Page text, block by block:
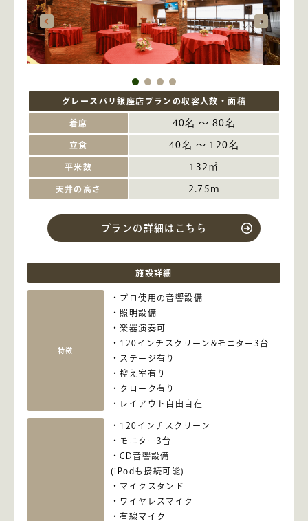
グレースバリ銀座店ブランの収容人数・面積
着席 40名 ～ 80名
立食 40名 ～ 120名
平米数 132㎡
天井の高さ 2.75m
プランの詳細はこちら
施設詳細
特徴
プロ使用の音響設備
照明設備
楽器演奏可
120インチスクリーン&モニター3台
ステージ有り
控え室有り
クローク有り
レイアウト自由自在
120インチスクリーン
モニター3台
CD音響設備
(iPodも接続可能)
マイクスタンド
ワイヤレスマイク
有線マイク